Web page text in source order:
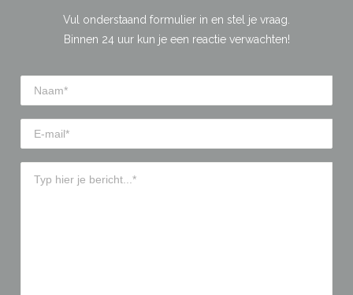
Vul onderstaand formulier in en stel je vraag.
Binnen 24 uur kun je een reactie verwachten!